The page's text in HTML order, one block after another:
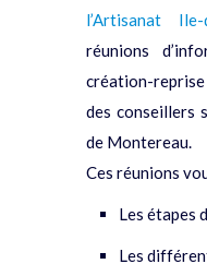
l’Artisanat Ile-
réunions
création-
des conseillers
de Montereau.
Ces réunions
Les étapes
Les